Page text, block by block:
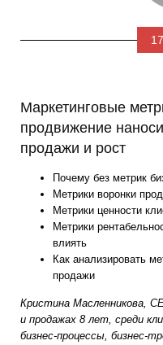
Маркетинговые
продвижение
продажи и рост
Почему без метрик
Метрики воронки
Метрики ценности
Метрики
влиять
Как анализировать
продажи
Кристина Масленникова,
и продажах 8 лет, среди
бизнес-процессы, бизнес-